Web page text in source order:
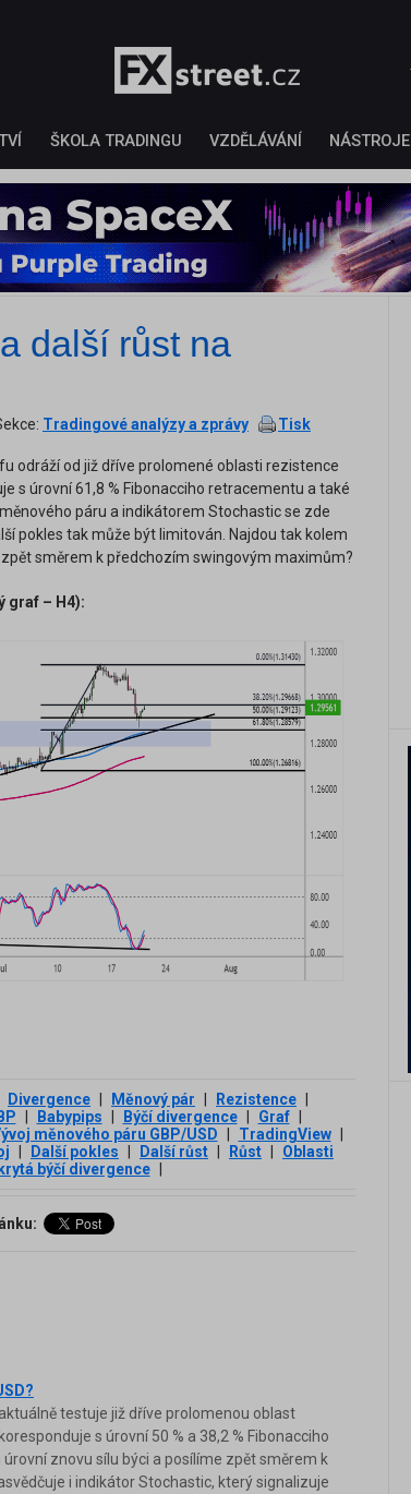
ŠKOLA TRADINGU VZDĚLÁVÁNÍ NÁSTROJE
další růst na
Tradingové analýzy a zprávy Tisk
odráží od již dříve prolomené oblasti rezistence
s úrovní 61,8 % Fibonacciho retracementu a také
páru a indikátorem Stochastic se zde
pokles tak může být limitován. Najdou tak kolem
směrem k předchozím swingovým maximům?
graf – H4):
Divergence Měnový pár Rezistence
Babypips Býčí divergence Graf
měnového páru GBP/USD TradingView
Další pokles Další růst Růst
Oblasti
býčí divergence
testuje již dříve prolomenou oblast
s úrovní 50 % a 38,2 % Fibonacciho
znovu sílu býci a posílíme zpět směrem k
i indikátor Stochastic, který signalizuje